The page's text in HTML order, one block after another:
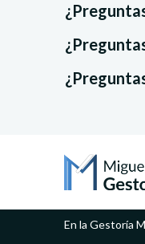
En la Gestoría